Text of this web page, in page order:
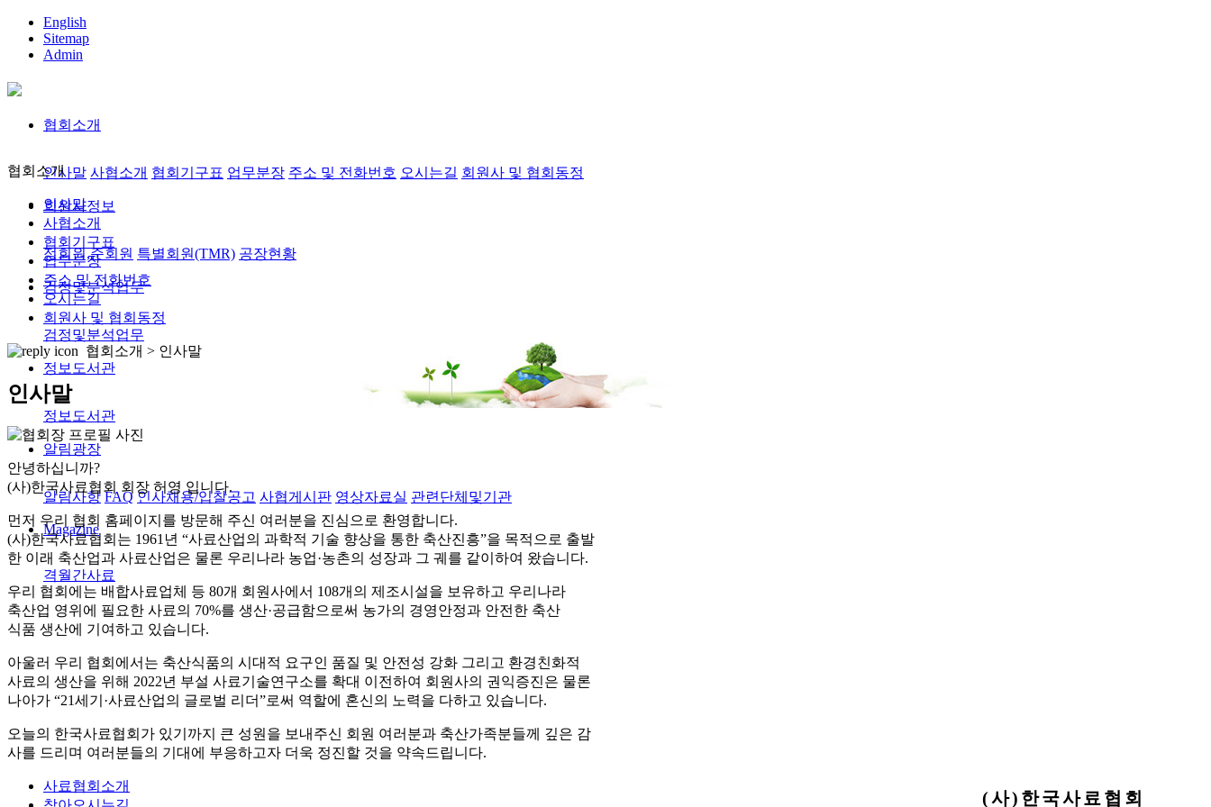
English
Sitemap
Admin
협회소개
인사말 사협소개 협회기구표 업무분장 주소 및 전화번호 오시는길 회원사 및 협회동정
회원사정보
정회원,준회원 특별회원(TMR) 공장현황
검정및분석업무
검정및분석업무
정보도서관
정보도서관
알림광장
알림사항 FAQ 인사채용/입찰공고 사협게시판 영상자료실 관련단체및기관
Magazine
격월간사료
협회소개
인사말
사협소개
협회기구표
업무분장
주소 및 전화번호
오시는길
회원사 및 협회동정
협회소개 > 인사말
인사말
안녕하십니까?
(사)한국사료협회 회장 허영 입니다.
먼저 우리 협회 홈페이지를 방문해 주신 여러분을 진심으로 환영합니다.
(사)한국사료협회는 1961년 “사료산업의 과학적 기술 향상을 통한 축산진흥”을 목적으로 출발
한 이래 축산업과 사료산업은 물론 우리나라 농업·농촌의 성장과 그 궤를 같이하여 왔습니다.
우리 협회에는 배합사료업체 등 80개 회원사에서 108개의 제조시설을 보유하고 우리나라
축산업 영위에 필요한 사료의 70%를 생산·공급함으로써 농가의 경영안정과 안전한 축산
식품 생산에 기여하고 있습니다.
아울러 우리 협회에서는 축산식품의 시대적 요구인 품질 및 안전성 강화 그리고 환경친화적
사료의 생산을 위해 2022년 부설 사료기술연구소를 확대 이전하여 회원사의 권익증진은 물론
나아가 “21세기·사료산업의 글로벌 리더”로써 역할에 혼신의 노력을 다하고 있습니다.
오늘의 한국사료협회가 있기까지 큰 성원을 보내주신 회원 여러분과 축산가족분들께 깊은 감
사를 드리며 여러분들의 기대에 부응하고자 더욱 정진할 것을 약속드립니다.
(사)한국사료협회
사료협회소개